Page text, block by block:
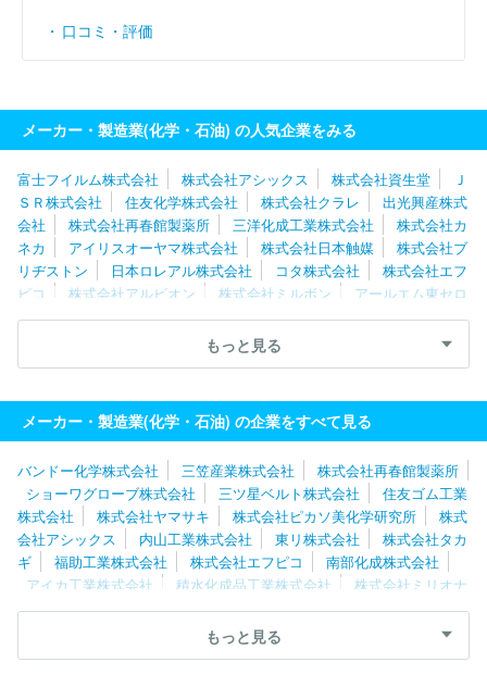
口コミ・評価
メーカー・製造業(化学・石油) の人気企業をみる
富士フイルム株式会社 株式会社アシックス 株式会社資生堂
Ｊ
ＳＲ株式会社
住友化学株式会社 株式会社クラレ
出光興産株式
会社
株式会社再春館製薬所 三洋化成工業株式会社
株式会社カ
ネカ
アイリスオーヤマ株式会社 株式会社日本触媒
株式会社ブ
リヂストン
日本ロレアル株式会社 コタ株式会社
株式会社エフ
ピコ
株式会社アルビオン 株式会社ミルボン
アールエム東セロ
株式会社
エア・ウォーター株式会社 日本ゼオン株式会社
株式
住友理工株式会社 信越化学工業株式会社
株式会社
ナリス化粧品
社
もっと見る
メーカー・製造業(化学・石油) の企業をすべて見る
バンドー化学株式会社 三笠産業株式会社
株式会社再春館製薬所
ショーワグローブ株式会社
三ツ星ベルト株式会社
住友ゴム工業
株式会社
株式会社ヤマサキ 株式会社ピカソ美化学研究所
株式
会社アシックス
内山工業株式会社 東リ株式会社
株式会社タカ
ギ
福助工業株式会社 株式会社エフピコ
南部化成株式会社
アイカ工業株式会社
積水化成品工業株式会社
株式会社ミリオナ
化粧品
株式会社森創 ホーユー株式会社
株式会社ナリス化粧
大塚化学株式会社
サカタ
インクス株式会社
もっと見る